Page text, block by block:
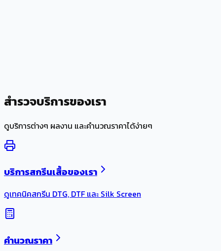
สำรวจบริการของเรา
ดูบริการต่างๆ ผลงาน และคำนวณราคาได้ง่ายๆ
บริการสกรีนเสื้อของเรา
ดูเทคนิคสกรีน DTG, DTF และ Silk Screen
คำนวณราคา